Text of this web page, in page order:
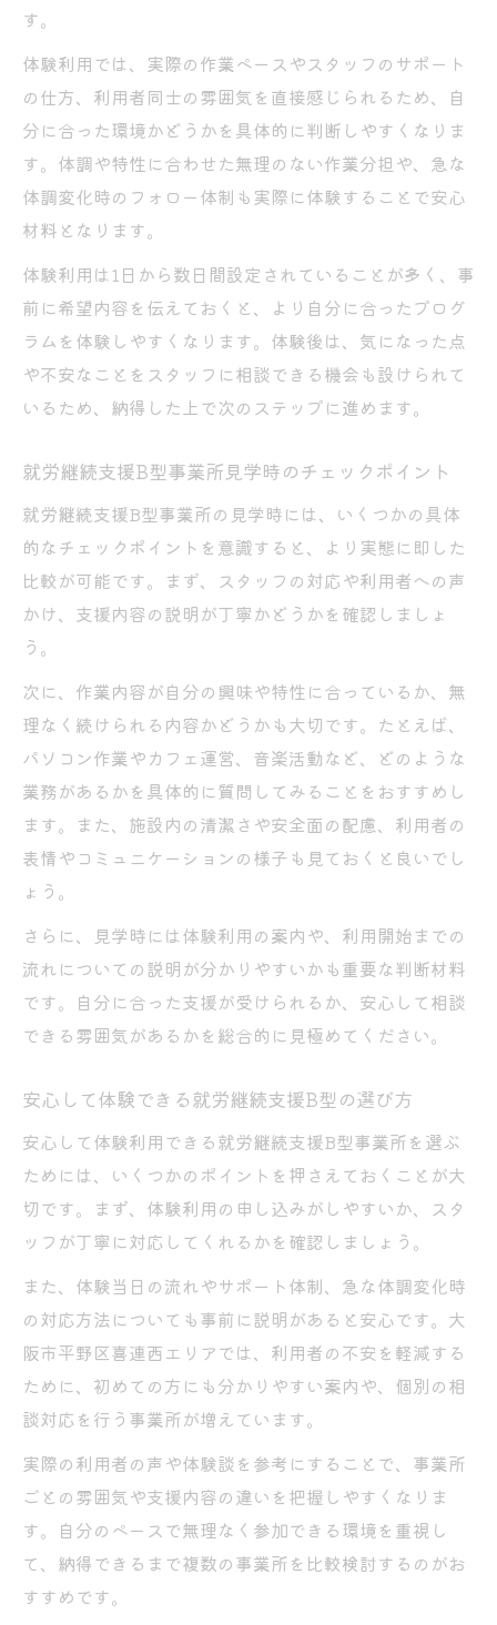
す。
体験利用では、実際の作業ペースやスタッフのサポート
の仕方、利用者同士の雰囲気を直接感じられるため、自
分に合った環境かどうかを具体的に判断しやすくなりま
す。体調や特性に合わせた無理のない作業分担や、急な
体調変化時のフォロー体制も実際に体験することで安心
材料となります。
体験利用は1日から数日間設定されていることが多く、事
前に希望内容を伝えておくと、より自分に合ったプログ
ラムを体験しやすくなります。体験後は、気になった点
や不安なことをスタッフに相談できる機会も設けられて
いるため、納得した上で次のステップに進めます。
就労継続支援B型事業所見学時のチェックポイント
就労継続支援B型事業所の見学時には、いくつかの具体
的なチェックポイントを意識すると、より実態に即した
比較が可能です。まず、スタッフの対応や利用者への声
かけ、支援内容の説明が丁寧かどうかを確認しましょ
う。
次に、作業内容が自分の興味や特性に合っているか、無
理なく続けられる内容かどうかも大切です。たとえば、
パソコン作業やカフェ運営、音楽活動など、どのような
業務があるかを具体的に質問してみることをおすすめし
ます。また、施設内の清潔さや安全面の配慮、利用者の
表情やコミュニケーションの様子も見ておくと良いでし
ょう。
さらに、見学時には体験利用の案内や、利用開始までの
流れについての説明が分かりやすいかも重要な判断材料
です。自分に合った支援が受けられるか、安心して相談
できる雰囲気があるかを総合的に見極めてください。
安心して体験できる就労継続支援B型の選び方
安心して体験利用できる就労継続支援B型事業所を選ぶ
ためには、いくつかのポイントを押さえておくことが大
切です。まず、体験利用の申し込みがしやすいか、スタ
ッフが丁寧に対応してくれるかを確認しましょう。
また、体験当日の流れやサポート体制、急な体調変化時
の対応方法についても事前に説明があると安心です。大
阪市平野区喜連西エリアでは、利用者の不安を軽減する
ために、初めての方にも分かりやすい案内や、個別の相
談対応を行う事業所が増えています。
実際の利用者の声や体験談を参考にすることで、事業所
ごとの雰囲気や支援内容の違いを把握しやすくなりま
す。自分のペースで無理なく参加できる環境を重視し
て、納得できるまで複数の事業所を比較検討するのがお
すすめです。